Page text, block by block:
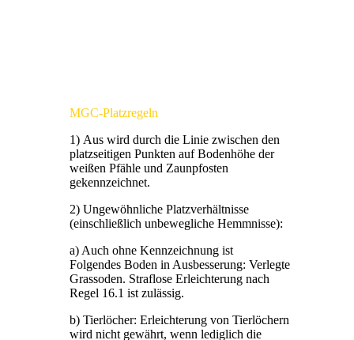
MGC-Platzregeln
1) Aus wird durch die Linie zwischen den
platzseitigen Punkten auf Bodenhöhe der
weißen Pfähle und Zaunpfosten
gekennzeichnet.
2) Ungewöhnliche Platzverhältnisse
(einschließlich unbewegliche Hemmnisse):
a) Auch ohne Kennzeichnung ist
Folgendes Boden in Ausbesserung: Verlegte
Grassoden. Straflose Erleichterung nach
Regel 16.1 ist zulässig.
b) Tierlöcher: Erleichterung von Tierlöchern
wird nicht gewährt, wenn lediglich die